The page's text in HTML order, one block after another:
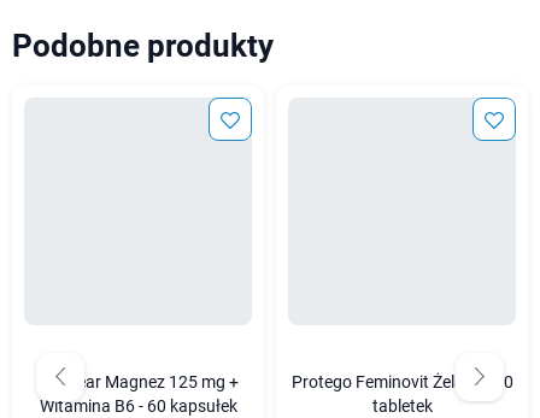
Podobne produkty
Wellbear Magnez 125 mg +
Witamina B6 - 60 kapsułek
Protego Feminovit Żelazo - 30
tabletek